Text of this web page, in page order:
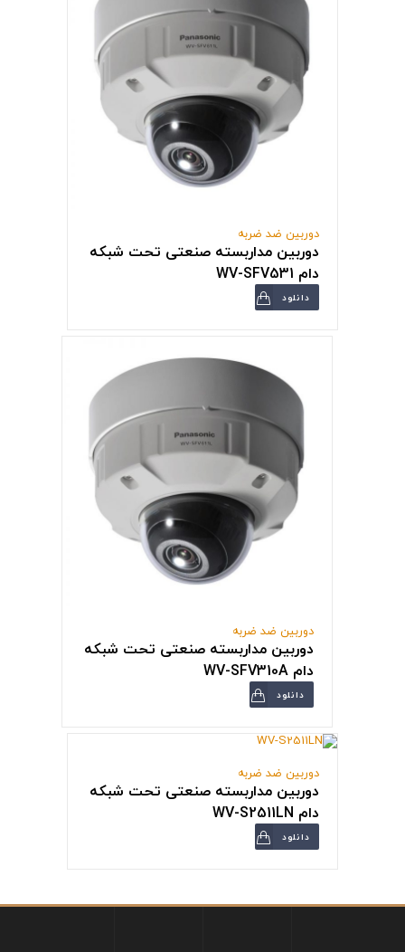
دوربین ضد ضربه
دوربین مداربسته صنعتی تحت شبکه
دام WV-SFV531
دانلود
دوربین ضد ضربه
دوربین مداربسته صنعتی تحت شبکه
دام WV-SFV310A
دانلود
دوربین ضد ضربه
دوربین مداربسته صنعتی تحت شبکه
دام WV-S2511LN
دانلود